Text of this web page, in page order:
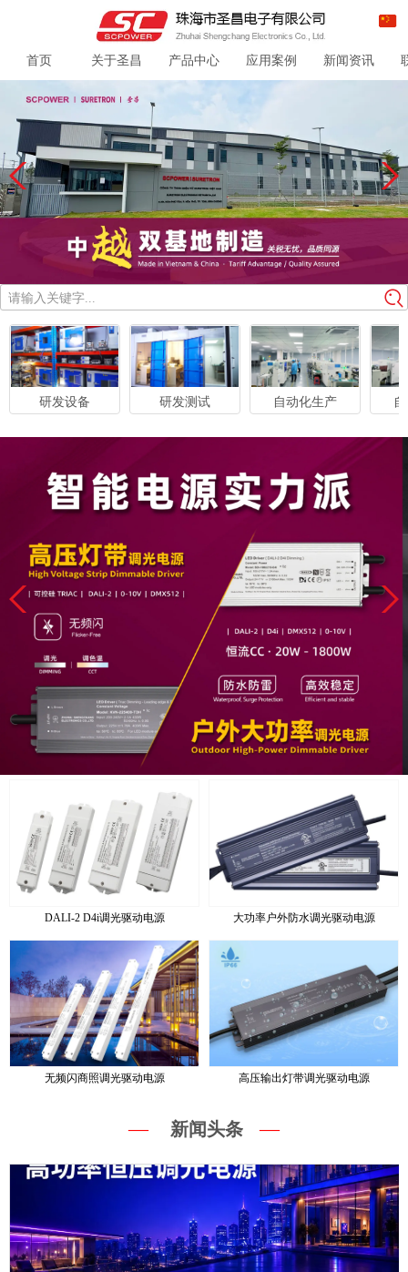
首页 关于圣昌 产品中心 应用案例 新闻资讯
请输入关键字...
研发设备 研发测试 自动化生产
DALI-2 D4i调光驱动电源 大功率户外防水调光驱动电源
无频闪商照调光驱动电源 高压输出灯带调光驱动电源
— 新闻头条 —